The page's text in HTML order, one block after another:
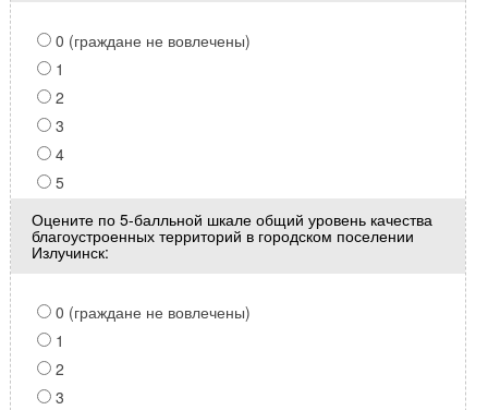
0 (граждане не вовлечены)
1
2
3
4
5
Оцените по 5-балльной шкале общий уровень качества
благоустроенных территорий в городском поселении
Излучинск:
0 (граждане не вовлечены)
1
2
3